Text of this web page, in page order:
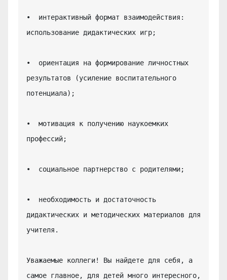
•  интерактивный формат взаимодействия:
использование дидактических игр;
•  ориентация на формирование личностных
результатов (усиление воспитательного
потенциала);
•  мотивация к получению наукоемких
профессий;
•  социальное партнерство с родителями;
•  необходимость и достаточность
дидактических и методических материалов для
учителя.
Уважаемые коллеги! Вы найдете для себя, а
самое главное, для детей много интересного,